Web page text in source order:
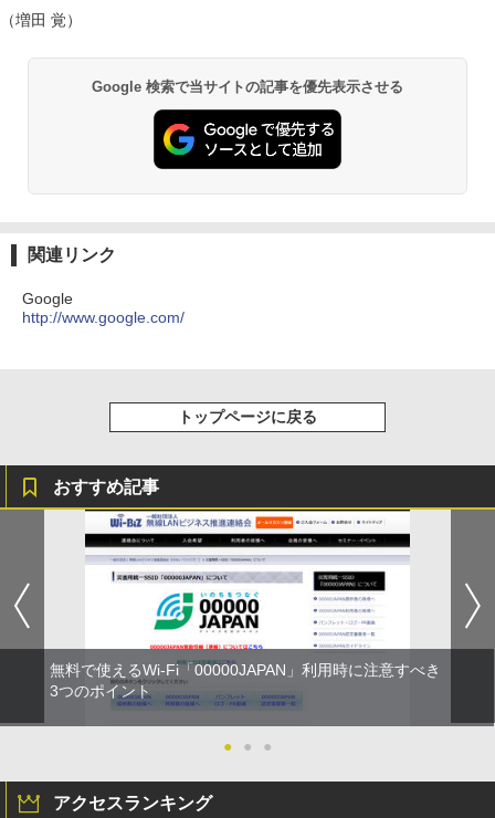
（増田 覚）
Google 検索で当サイトの記事を優先表示させる
関連リンク
Google
http://www.google.com/
トップページに戻る
おすすめ記事
無料で使えるWi-Fi「00000JAPAN」利用時に注意すべき
3つのポイント
● ● ●
アクセスランキング